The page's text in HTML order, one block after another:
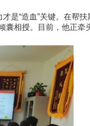
是“造血”关键。在帮
相授。目前，他正牵